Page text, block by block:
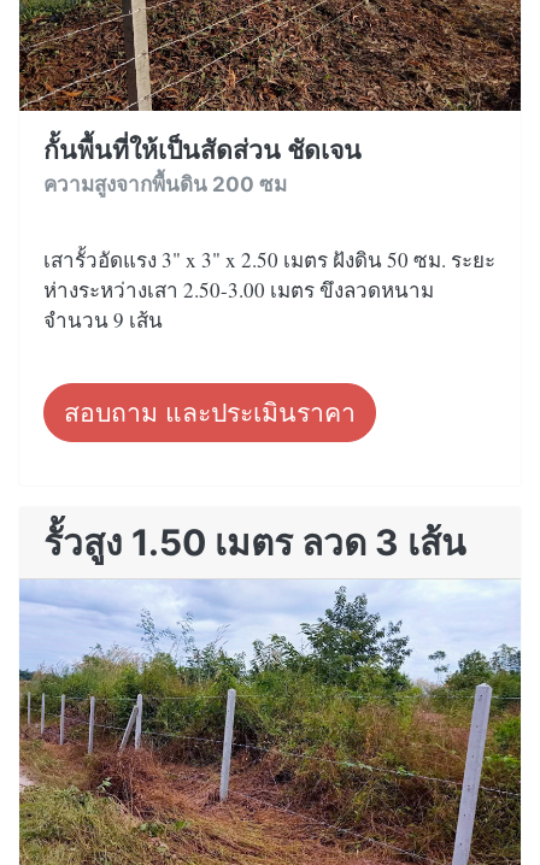
กั้นพื้นที่ให้เป็นสัดส่วน ชัดเจน
ความสูงจากพื้นดิน 200 ซม
เสารั้วอัดแรง 3" x 3" x 2.50 เมตร ฝังดิน 50 ซม. ระยะ
ห่างระหว่างเสา 2.50-3.00 เมตร ขึงลวดหนาม
จำนวน 9 เส้น
สอบถาม และประเมินราคา
รั้วสูง 1.50 เมตร ลวด 3 เส้น